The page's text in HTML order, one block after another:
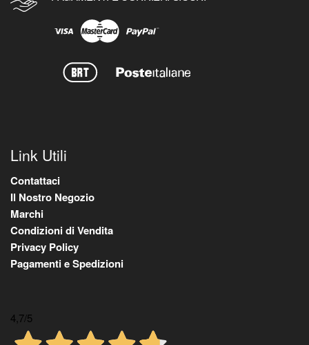
Link Utili
Contattaci
Il Nostro Negozio
Marchi
Condizioni di Vendita
Privacy Policy
Pagamenti e Spedizioni
4,7/5